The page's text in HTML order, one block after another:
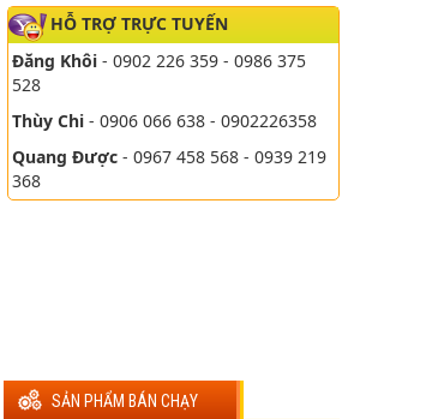
HỖ TRỢ TRỰC TUYẾN
Đăng Khôi - 0902 226 359 - 0986 375
528
Thùy Chi - 0906 066 638 - 0902226358
Quang Được - 0967 458 568 - 0939 219
368
SẢN PHẨM BÁN CHẠY